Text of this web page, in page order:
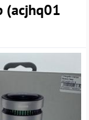
(acjhq01